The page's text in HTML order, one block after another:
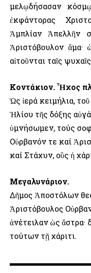
μελῳδήσασαν
ἐκφάντορας
Ἀμπλίαν Ἀπελλῆν
Ἀριστόβουλον ἅμα·
αἰτοῦνται ταῖς
Κοντάκιον. Ἦχος
Ὡς ἱερά κειμήλια,
Ἡλίου τῆς δόξης
ὑμνήσωμεν, τούς
Οὐρβανόν τε καί
καί Στάχυν, οὓς ἡ
Μεγαλυνάριον.
Δῆμος Ἀποστόλων
Ἀριστόβουλος
ἀνέτειλαν ὡς
τούτων τῇ χάριτι.